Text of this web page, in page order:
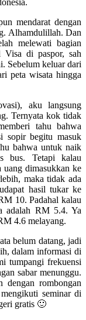
mendarat dengan
Alhamdulillah. Dan
melewati bagian
Visa di paspor, sah
Sebelum keluar dari
peta wisata hingga
aku langsung
Ternyata kok tidak
tahu bahwa
sopir begitu masuk
bahwa untuk naik
bus. Tetapi kalau
uang dimasukkan ke
maka tidak ada
hasil tukar ke
10. Padahal kalau
adalah RM 5.4. Ya
4.6 melayang.
belum datang, jadi
dalam informasi di
tumpangi frekuensi
sabar menunggu.
dengan rombongan
seminar di
gratis 🙂